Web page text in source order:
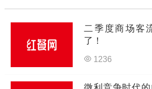
二季度商场客
了！
1236